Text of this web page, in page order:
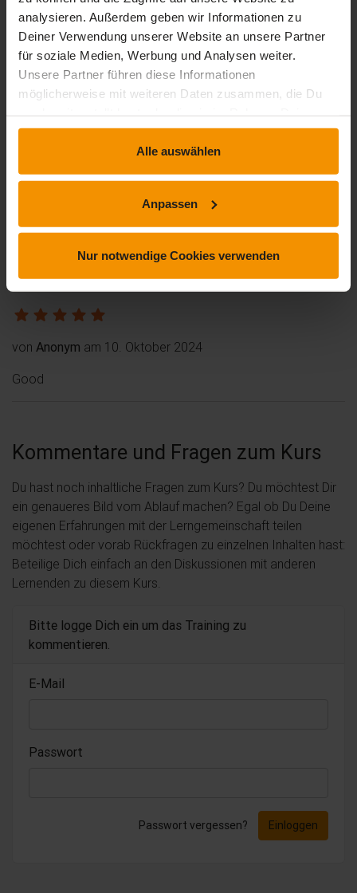
analysieren. Außerdem geben wir Informationen zu
Deiner Verwendung unserer Website an unsere Partner
für soziale Medien, Werbung und Analysen weiter.
Unsere Partner führen diese Informationen
möglicherweise mit weiteren Daten zusammen, die Du
Nutzung der Dienste gesammelt haben.
Alle auswählen
Anpassen
Nur notwendige Cookies verwenden
2 Bewertungen
5 stars: 2
Bewertungen
4stars: 0
Bewertungen
2stars: 0
Bewertungen
Rezensionen
von Anonym am 10. Oktober 2024
Good
Kommentare und Fragen zum Kurs
Du hast noch inhaltliche Fragen zum Kurs? Du möchtest Dir
ein genaueres Bild vom Ablauf machen? Egal ob Du Deine
eigenen Erfahrungen mit der Lerngemeinschaft teilen
möchtest oder vorab Rückfragen zu einzelnen Inhalten hast:
Beteilige Dich einfach an den Diskussionen mit anderen
Lernenden zu diesem Kurs.
Bitte logge Dich ein um das Training zu
kommentieren.
E-Mail
Passwort
Passwort vergessen? Einloggen